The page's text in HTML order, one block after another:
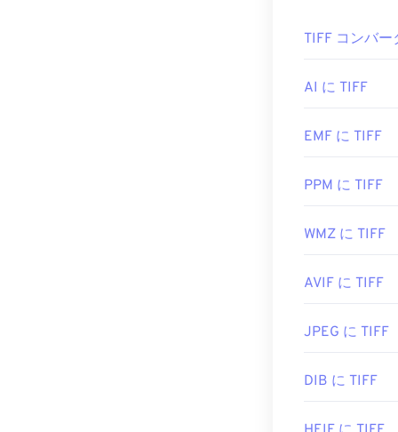
ICOファイル
ICOファイル
役立つリンク:
https://
場合はApple
けます。
ColorStrokes
開発元: Aldus
役立つリンク:
TIFF コンバー
AI に TIFF
EMF に TIFF
PPM に TIFF
WMZ に TIFF
AVIF に TIFF
JPEG に TIFF
DIB に TIFF